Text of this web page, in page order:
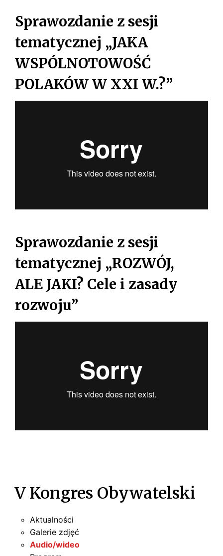
Sprawozdanie z sesji
tematycznej „JAKA
WSPÓLNOTOWOŚĆ
POLAKÓW W XXI W.?”
Sprawozdanie z sesji
tematycznej „ROZWÓJ,
ALE JAKI? Cele i zasady
rozwoju”
V Kongres Obywatelski
Aktualności
Galerie zdjęć
Audio/wideo